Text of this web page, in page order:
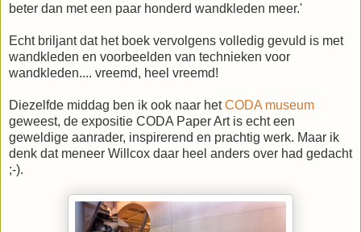
beter dan met een paar honderd wandkleden meer.'
Echt briljant dat het boek vervolgens volledig gevuld is met
wandkleden en voorbeelden van technieken voor
wandkleden.... vreemd, heel vreemd!
Diezelfde middag ben ik ook naar hetCODA museum
geweest, de expositie CODA Paper Art is echt een
geweldige aanrader, inspirerend en prachtig werk. Maar ik
denk dat meneer Willcox daar heel anders over had gedacht
;-).